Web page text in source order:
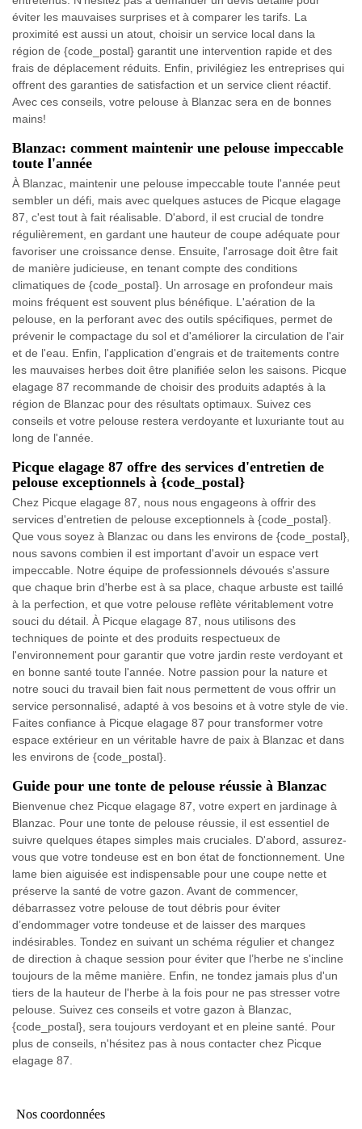
éviter les mauvaises surprises et à comparer les tarifs. La
proximité est aussi un atout, choisir un service local dans la
région de {code_postal} garantit une intervention rapide et des
frais de déplacement réduits. Enfin, privilégiez les entreprises qui
offrent des garanties de satisfaction et un service client réactif.
Avec ces conseils, votre pelouse à Blanzac sera en de bonnes
mains!
Blanzac: comment maintenir une pelouse impeccable
toute l'année
À Blanzac, maintenir une pelouse impeccable toute l'année peut
sembler un défi, mais avec quelques astuces de Picque elagage
87, c'est tout à fait réalisable. D'abord, il est crucial de tondre
régulièrement, en gardant une hauteur de coupe adéquate pour
favoriser une croissance dense. Ensuite, l'arrosage doit être fait
de manière judicieuse, en tenant compte des conditions
climatiques de {code_postal}. Un arrosage en profondeur mais
moins fréquent est souvent plus bénéfique. L'aération de la
pelouse, en la perforant avec des outils spécifiques, permet de
prévenir le compactage du sol et d'améliorer la circulation de l'air
et de l'eau. Enfin, l'application d'engrais et de traitements contre
les mauvaises herbes doit être planifiée selon les saisons. Picque
elagage 87 recommande de choisir des produits adaptés à la
région de Blanzac pour des résultats optimaux. Suivez ces
conseils et votre pelouse restera verdoyante et luxuriante tout au
long de l'année.
Picque elagage 87 offre des services d'entretien de
pelouse exceptionnels à {code_postal}
Chez Picque elagage 87, nous nous engageons à offrir des
services d'entretien de pelouse exceptionnels à {code_postal}.
Que vous soyez à Blanzac ou dans les environs de {code_postal},
nous savons combien il est important d'avoir un espace vert
impeccable. Notre équipe de professionnels dévoués s'assure
que chaque brin d'herbe est à sa place, chaque arbuste est taillé
à la perfection, et que votre pelouse reflète véritablement votre
souci du détail. À Picque elagage 87, nous utilisons des
techniques de pointe et des produits respectueux de
l'environnement pour garantir que votre jardin reste verdoyant et
en bonne santé toute l'année. Notre passion pour la nature et
notre souci du travail bien fait nous permettent de vous offrir un
service personnalisé, adapté à vos besoins et à votre style de vie.
Faites confiance à Picque elagage 87 pour transformer votre
espace extérieur en un véritable havre de paix à Blanzac et dans
les environs de {code_postal}.
Guide pour une tonte de pelouse réussie à Blanzac
Bienvenue chez Picque elagage 87, votre expert en jardinage à
Blanzac. Pour une tonte de pelouse réussie, il est essentiel de
suivre quelques étapes simples mais cruciales. D'abord, assurez-
vous que votre tondeuse est en bon état de fonctionnement. Une
lame bien aiguisée est indispensable pour une coupe nette et
préserve la santé de votre gazon. Avant de commencer,
débarrassez votre pelouse de tout débris pour éviter
d’endommager votre tondeuse et de laisser des marques
indésirables. Tondez en suivant un schéma régulier et changez
de direction à chaque session pour éviter que l’herbe ne s'incline
toujours de la même manière. Enfin, ne tondez jamais plus d'un
tiers de la hauteur de l'herbe à la fois pour ne pas stresser votre
pelouse. Suivez ces conseils et votre gazon à Blanzac,
{code_postal}, sera toujours verdoyant et en pleine santé. Pour
plus de conseils, n'hésitez pas à nous contacter chez Picque
elagage 87.
Nos coordonnées